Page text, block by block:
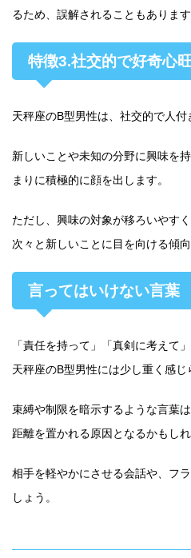
るため、誤解されることもあります
特徴3.社交的で好奇心
天秤座のB型男性は、社交的で人付
新しいことや未知の分野に興味を
まりに積極的に顔を出します。
ただし、興味の対象が移ろいやす
次々と新しいことに目を向ける傾向
言ってはいけない言葉
「責任を持って」「真剣に考えて
天秤座のB型男性には少し重く感じ
束縛や制限を暗示するような言葉
距離を置かれる原因となるかもしれ
相手を軽やかにさせる会話や、フ
しょう。